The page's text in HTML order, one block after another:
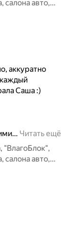
салона авто,
аккуратно
Саша :)
… Читать ещё
"ВлагоБлок",
салона авто,